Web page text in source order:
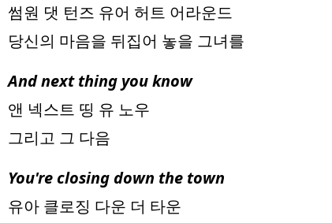
썸원 댓 턴즈 유어 허트 어라운드
당신의 마음을 뒤집어 놓을 그녀를
And next thing you know
앤 넥스트 띵 유 노우
그리고 그 다음
You're closing down the town
유아 클로징 다운 더 타운